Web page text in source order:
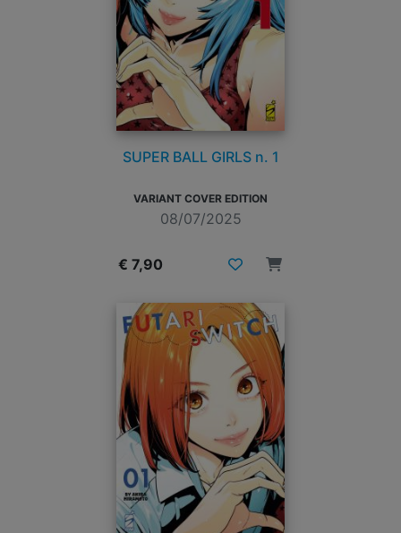
SUPER BALL GIRLS n. 1
VARIANT COVER EDITION
08/07/2025
€ 7,90